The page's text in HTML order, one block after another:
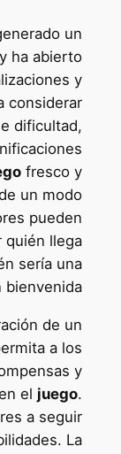
un
ha abierto
y
considerar
dificultad,
fresco y
un modo
pueden
quién llega
sería una
bienvenida.
de un
a los
y
el juego.
a seguir
La